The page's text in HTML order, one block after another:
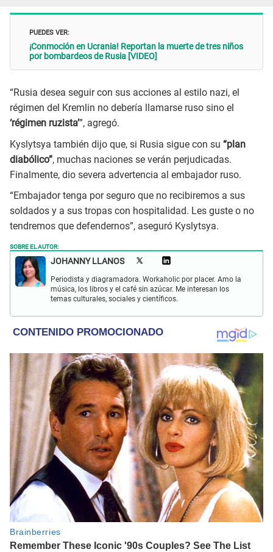
PUEDES VER:
¡Conmoción en Ucrania! Reportan la muerte de tres niños
por bombardeos de Rusia [VIDEO]
“Rusia desea seguir con sus acciones al estilo nazi, el
régimen del Kremlin no debería llamarse ruso sino el
‘régimen ruzista’”, agregó.
Kyslytsya también dijo que, si Rusia sigue con su “plan
diabólico”, muchas naciones se verán perjudicadas.
Finalmente, dio severa advertencia al embajador ruso.
“Embajador tenga por seguro que no recibiremos a sus
soldados y a sus tropas con hospitalidad. Les guste o no
tendremos que defendernos”, aseguró Kyslytsya.
SOBRE EL AUTOR:
JOHANNY LLANOS
Periodista y diagramadora. Workaholic por placer. Amo la
música, los libros y el café sin azúcar. Me interesan los
temas culturales, sociales y científicos.